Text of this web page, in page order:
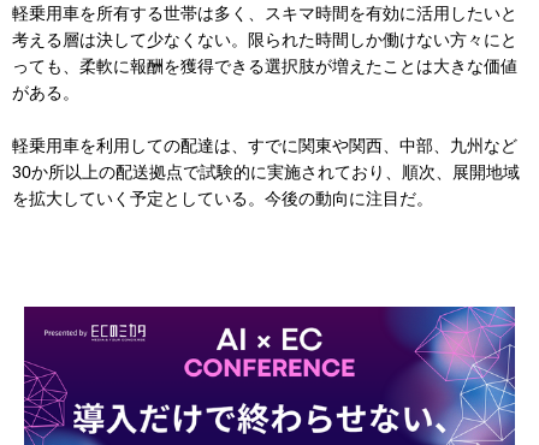
軽乗用車を所有する世帯は多く、スキマ時間を有効に活用したいと
考える層は決して少なくない。限られた時間しか働けない方々にと
っても、柔軟に報酬を獲得できる選択肢が増えたことは大きな価値
がある。
軽乗用車を利用しての配達は、すでに関東や関西、中部、九州など
30か所以上の配送拠点で試験的に実施されており、順次、展開地域
を拡大していく予定としている。今後の動向に注目だ。